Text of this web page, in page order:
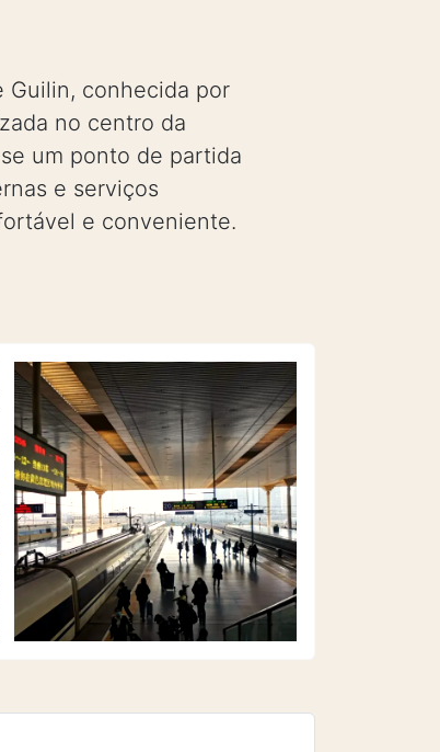
Guilin, conhecida por
no centro da
um ponto de partida
e serviços
e conveniente.